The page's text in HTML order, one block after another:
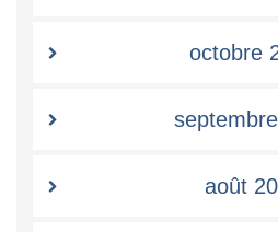
octobre
août